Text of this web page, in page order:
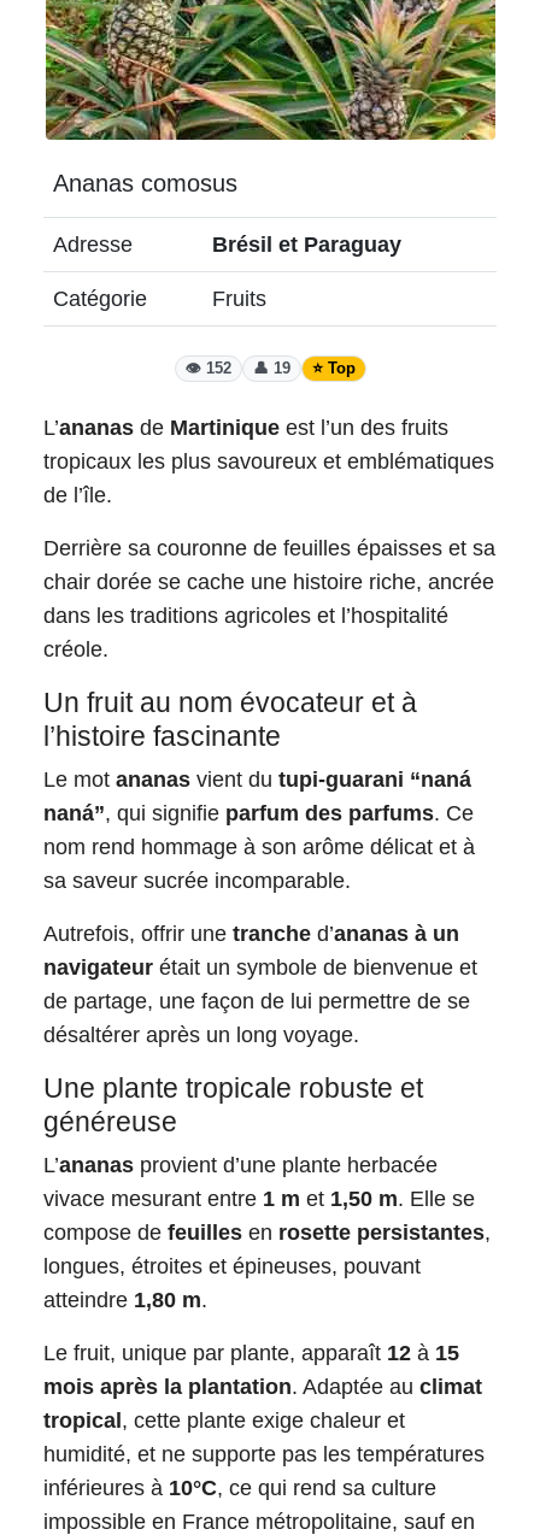
Ananas comosus
Adresse Brésil et Paraguay
Catégorie Fruits
👁️ 152 👤 19 ⭐ Top
L’ananas de Martinique est l’un des fruits
tropicaux les plus savoureux et emblématiques
de l’île.
Derrière sa couronne de feuilles épaisses et sa
chair dorée se cache une histoire riche, ancrée
dans les traditions agricoles et l’hospitalité
créole.
Un fruit au nom évocateur et à
l’histoire fascinante
Le mot ananas vient du tupi-guarani “naná
naná”, qui signifie parfum des parfums. Ce
nom rend hommage à son arôme délicat et à
sa saveur sucrée incomparable.
Autrefois, offrir une tranche d’ananas à un
navigateur était un symbole de bienvenue et
de partage, une façon de lui permettre de se
désaltérer après un long voyage.
Une plante tropicale robuste et
généreuse
L’ananas provient d’une plante herbacée
vivace mesurant entre 1 m et 1,50 m. Elle se
compose de feuilles en rosette persistantes,
longues, étroites et épineuses, pouvant
atteindre 1,80 m.
Le fruit, unique par plante, apparaît 12 à 15
mois après la plantation. Adaptée au climat
tropical , cette plante exige chaleur et
humidité, et ne supporte pas les températures
inférieures à 10°C, ce qui rend sa culture
impossible en France métropolitaine, sauf en